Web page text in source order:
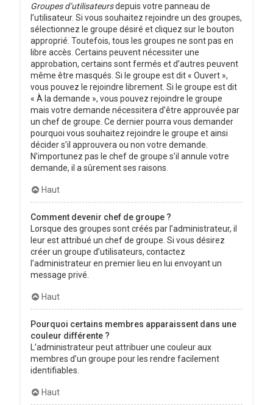
Groupes d’utilisateursdepuis votre panneau de
l’utilisateur. Si vous souhaitez rejoindre un des groupes,
sélectionnez le groupe désiré et cliquez sur le bouton
approprié. Toutefois, tous les groupes ne sont pas en
libre accès. Certains peuvent nécessiter une
approbation, certains sont fermés et d’autres peuvent
même être masqués. Si le groupe est dit « Ouvert »,
vous pouvez le rejoindre librement. Si le groupe est dit
« À la demande », vous pouvez rejoindre le groupe
mais votre demande nécessitera d’être approuvée par
un chef de groupe. Ce dernier pourra vous demander
pourquoi vous souhaitez rejoindre le groupe et ainsi
décider s’il approuvera ou non votre demande.
N’importunez pas le chef de groupe s’il annule votre
demande, il a sûrement ses raisons.
Haut
Comment devenir chef de groupe ?
Lorsque des groupes sont créés par l’administrateur, il
leur est attribué un chef de groupe. Si vous désirez
créer un groupe d’utilisateurs, contactez
l’administrateur en premier lieu en lui envoyant un
message privé.
Haut
Pourquoi certains membres apparaissent dans une
couleur différente ?
L’administrateur peut attribuer une couleur aux
membres d’un groupe pour les rendre facilement
identifiables.
Haut